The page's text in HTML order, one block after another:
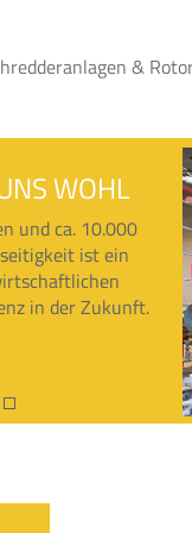
&
WOHL
und ca. 10.000
ist ein
in der Zukunft.